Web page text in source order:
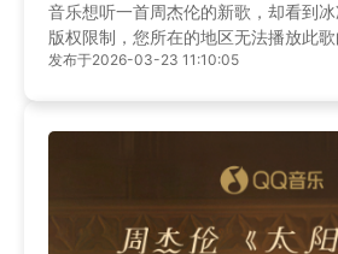
音乐想听一首周杰伦的新歌，却看到
版权限制，您所在的地区无法播放此歌
限制无法播放”，已成为一种令人沮丧
国内充值了绿钻会员，收藏的歌单却
法点击播放。
发布于2026-03-23 11:10:05